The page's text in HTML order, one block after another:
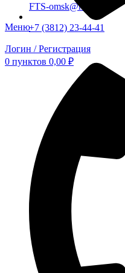
FTS-omsk@mail.ru
Меню
Логин / Регистрация
0 пунктов 0,00 ₽
+7 (3812) 23-44-41